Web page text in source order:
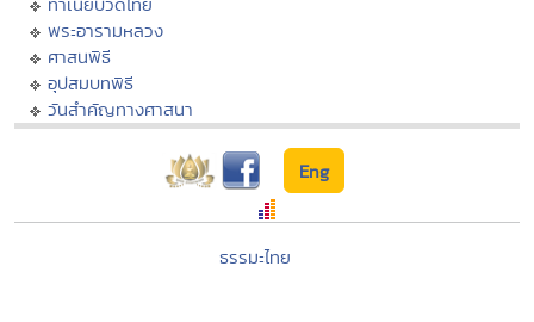
พระอารามหลวง
ศาสนพิธี
อุปสมบทพิธี
วันสำคัญทางศาสนา
Eng
ธรรมะไทย